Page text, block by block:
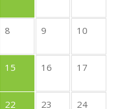
8 9 10
15 16 17
22 23 24